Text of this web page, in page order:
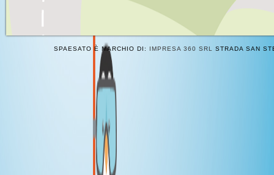
SPAESATO È MARCHIO DI: IMPRESA 360 SRL STRADA SAN